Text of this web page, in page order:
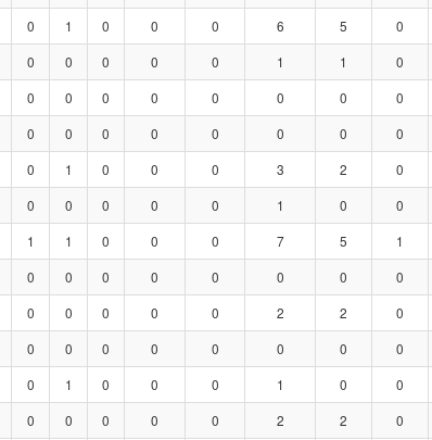
0 1 0 0 0 6 5 0
0 0 0 0 0 1 1 0
0 0 0 0 0 0 0 0
0 0 0 0 0 0 0 0
0 1 0 0 0 3 2 0
0 0 0 0 0 1 0 0
1 1 0 0 0 7 5 1
0 0 0 0 0 0 0 0
0 0 0 0 0 2 2 0
0 0 0 0 0 0 0 0
0 1 0 0 0 1 0 0
0 0 0 0 0 2 2 0